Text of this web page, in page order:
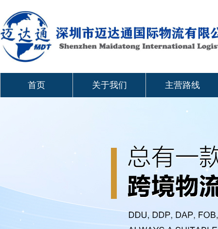
首页 关于我们 主营路线